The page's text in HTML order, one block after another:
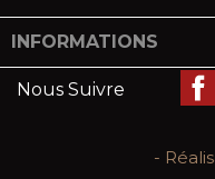
INFORMATIONS
Nous Suivre
-